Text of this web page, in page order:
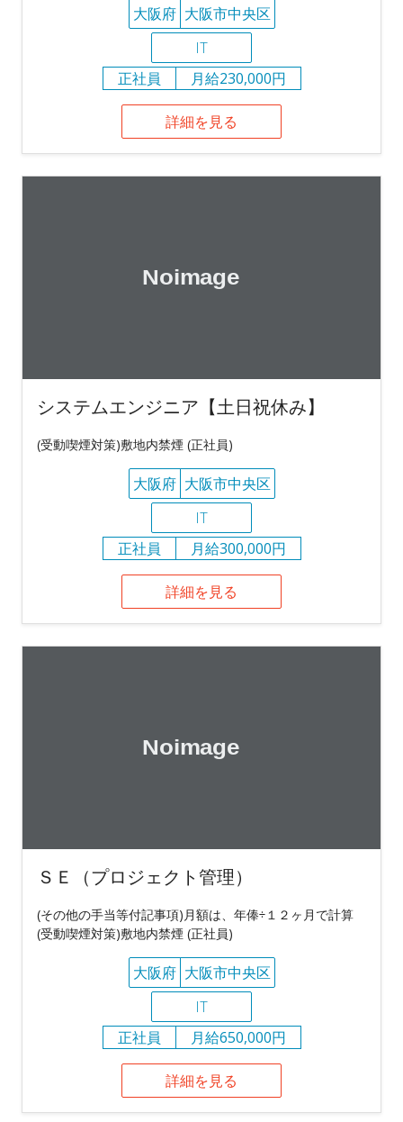
大阪府 大阪市中央区
IT
正社員
月給230,000円
詳細を見る
システムエンジニア【土日祝休み】
(受動喫煙対策)敷地内禁煙 (正社員)
大阪府 大阪市中央区
IT
正社員
月給300,000円
詳細を見る
ＳＥ（プロジェクト管理）
(その他の手当等付記事項)月額は、年俸÷１２ヶ月で計算
(受動喫煙対策)敷地内禁煙 (正社員)
大阪府 大阪市中央区
IT
正社員
月給650,000円
詳細を見る